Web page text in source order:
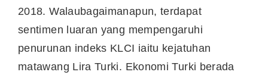
2018. Walaubagaimanapun, terdapat
sentimen luaran yang mempengaruhi
penurunan indeks KLCI iaitu kejatuhan
matawang Lira Turki. Ekonomi Turki berada